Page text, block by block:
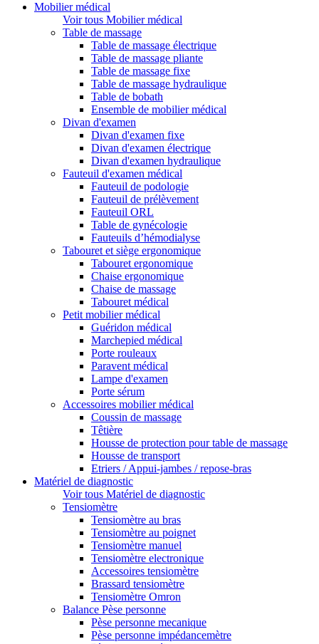
Mobilier médical
Voir tous Mobilier médical
Table de massage
Table de massage électrique
Table de massage pliante
Table de massage fixe
Table de massage hydraulique
Table de bobath
Ensemble de mobilier médical
Divan d'examen
Divan d'examen fixe
Divan d'examen électrique
Divan d'examen hydraulique
Fauteuil d'examen médical
Fauteuil de podologie
Fauteuil de prélèvement
Fauteuil ORL
Table de gynécologie
Fauteuils d’hémodialyse
Tabouret et siège ergonomique
Tabouret ergonomique
Chaise ergonomique
Chaise de massage
Tabouret médical
Petit mobilier médical
Guéridon médical
Marchepied médical
Porte rouleaux
Paravent médical
Lampe d'examen
Porte sérum
Accessoires mobilier médical
Coussin de massage
Têtière
Housse de protection pour table de massage
Housse de transport
Etriers / Appui-jambes / repose-bras
Matériel de diagnostic
Voir tous Matériel de diagnostic
Tensiomètre
Tensiomètre au bras
Tensiomètre au poignet
Tensiomètre manuel
Tensiomètre electronique
Accessoires tensiomètre
Brassard tensiomètre
Tensiomètre Omron
Balance Pèse personne
Pèse personne mecanique
Pèse personne impédancemètre